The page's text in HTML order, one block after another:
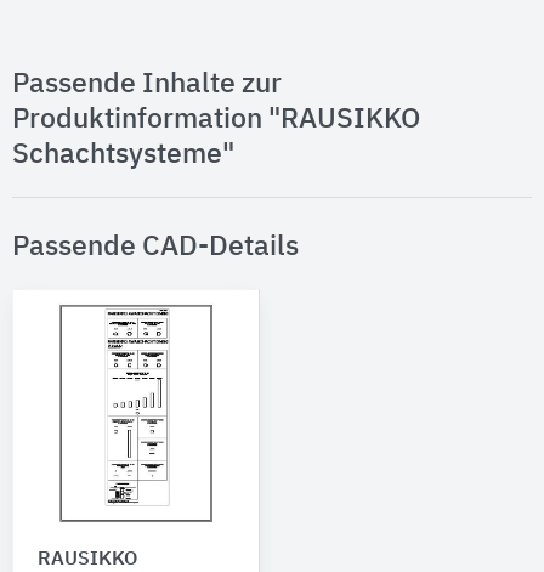
Passende Inhalte zur
Produktinformation "RAUSIKKO
Schachtsysteme"
Passende CAD-Details
RAUSIKKO